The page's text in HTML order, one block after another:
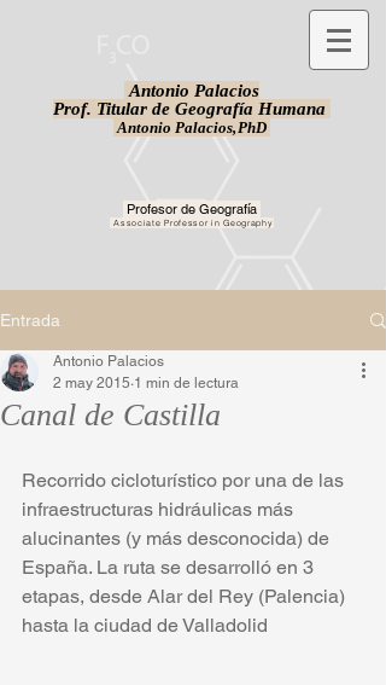
Antonio Palacios
Prof. Titular de Geografía Humana
Antonio Palacios,PhD
Profesor de Geografía
Associate Professor in Geography
Entrada
Canal de Castilla
Antonio Palacios
2 may 2015 1 min de lectura
Recorrido cicloturístico por una de las
infraestructuras hidráulicas más
alucinantes (y más desconocida) de
España. La ruta se desarrolló en 3
etapas, desde Alar del Rey (Palencia)
hasta la ciudad de Valladolid